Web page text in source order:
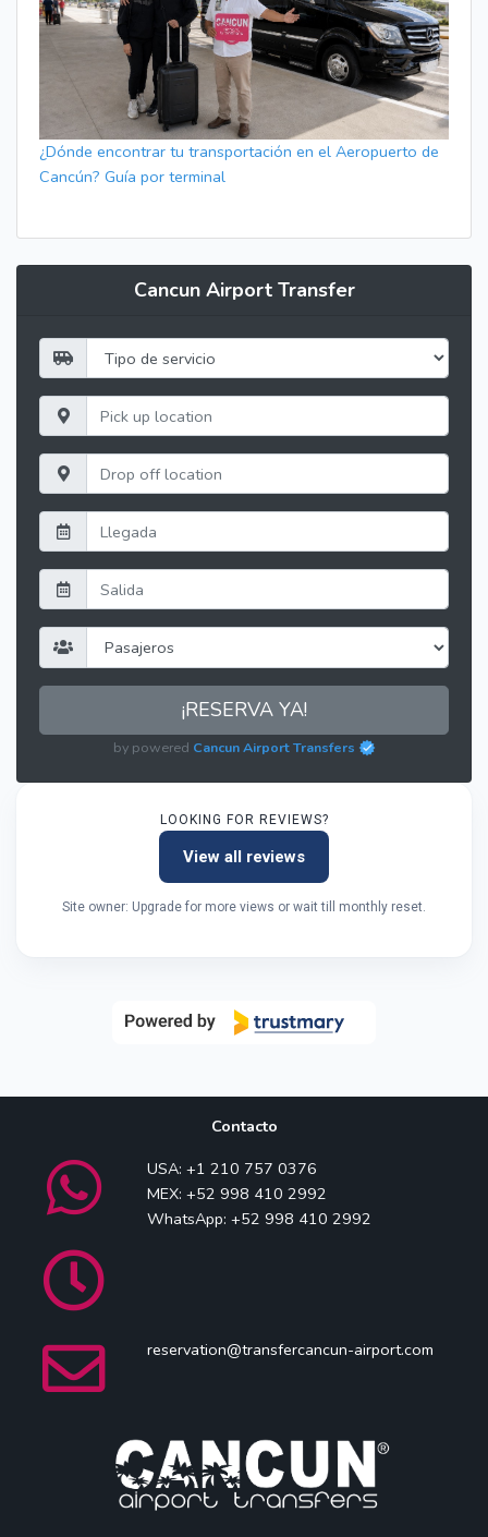
¿Dónde encontrar tu transportación en el Aeropuerto de
Cancún? Guía por terminal
Cancun Airport Transfer
¡RESERVA YA!
by powered Cancun Airport Transfers
LOOKING FOR REVIEWS?
View all reviews
Site owner: Upgrade for more views or wait till monthly reset.
Contacto
USA: +1 210 757 0376
MEX: +52 998 410 2992
WhatsApp: +52 998 410 2992
reservation@transfercancun-airport.com